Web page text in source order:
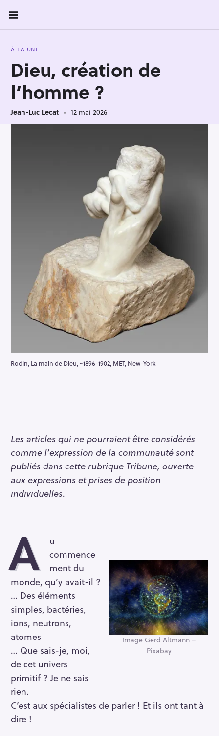
i
Rodin, La main de Dieu, ~1896-1902, MET, New-York
À LA UNE
Dieu, création de
l’homme ?
Jean-Luc Lecat 12 mai 2026
Les articles qui ne pourraient être considérés
comme l’expression de la communauté sont
publiés dans cette rubrique Tribune, ouverte
aux expressions et prises de position
individuelles.
Image Gerd Altmann –
Pixabay
A
u
commence
ment du
monde, qu’y avait-il ?
… Des éléments
simples, bactéries,
ions, neutrons,
atomes
… Que sais-je, moi,
de cet univers
primitif ? Je ne sais
rien.
C’est aux spécialistes de parler ! Et ils ont tant à
dire !